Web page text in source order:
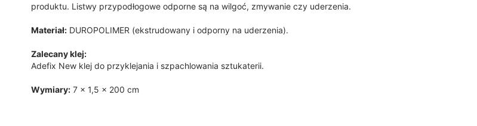
produktu. Listwy przypodłogowe odporne są na wilgoć, zmywanie czy uderzenia.
Materiał: DUROPOLIMER (ekstrudowany i odporny na uderzenia).
Zalecany klej:
Adefix New klej do przyklejania i szpachlowania sztukaterii.
Wymiary: 7 x 1,5 x 200 cm